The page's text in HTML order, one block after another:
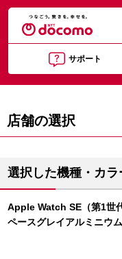
サポート
店舗の選択
選択した機種・カラ
Apple Watch SE（第1世
ペースグレイアルミニウ